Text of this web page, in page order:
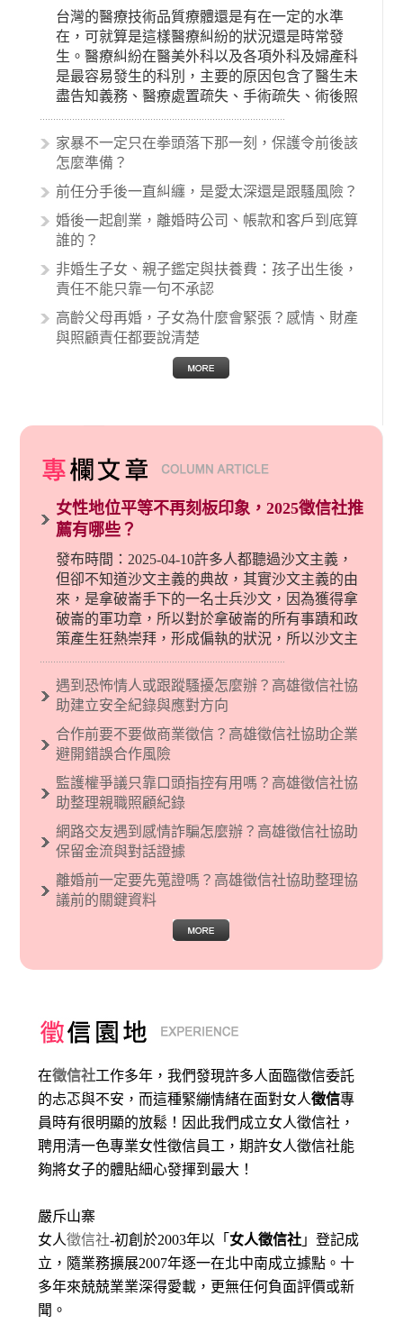
台灣的醫療技術品質療體還是有在一定的水準
在，可就算是這樣醫療糾紛的狀況還是時常發
生。醫療糾紛在醫美外科以及各項外科及婦產科
是最容易發生的科別，主要的原因包含了醫生未
盡告知義務、醫療處置疏失、手術疏失、術後照
顧失當、醫療費用的收取。雖然醫學進步，但醫
生與病患之間引起的糾紛還是經常發生。很多案
例中最後都走向訴訟流程，我們如果不幸遇到相
的內容其實非常多，有些案例…
家暴不一定只在拳頭落下那一刻，保護令前後該
怎麼準備？
前任分手後一直糾纏，是愛太深還是跟騷風險？
婚後一起創業，離婚時公司、帳款和客戶到底算
誰的？
非婚生子女、親子鑑定與扶養費：孩子出生後，
責任不能只靠一句不承認
高齡父母再婚，子女為什麼會緊張？感情、財產
與照顧責任都要說清楚
女性地位平等不再刻板印象，2025徵信社推
薦有哪些？
發布時間：2025-04-10許多人都聽過沙文主義，
但卻不知道沙文主義的典故，其實沙文主義的由
來，是拿破崙手下的一名士兵沙文，因為獲得拿
破崙的軍功章，所以對於拿破崙的所有事蹟和政
策產生狂熱崇拜，形成偏執的狀況，所以沙文主
義後來就被拿來暗指偏見和歧視，而且有沙文主
義傾向的人，通常對於自己的國家和民族有超強
烈的卓越感，因而瞧不起其他國家的人，所以沙
現了男性沙文…
遇到恐怖情人或跟蹤騷擾怎麼辦？高雄徵信社協
助建立安全紀錄與應對方向
合作前要不要做商業徵信？高雄徵信社協助企業
避開錯誤合作風險
監護權爭議只靠口頭指控有用嗎？高雄徵信社協
助整理親職照顧紀錄
網路交友遇到感情詐騙怎麼辦？高雄徵信社協助
保留金流與對話證據
離婚前一定要先蒐證嗎？高雄徵信社協助整理協
議前的關鍵資料
在徵信社工作多年，我們發現許多人面臨徵信委託
的忐忑與不安，而這種緊繃情緒在面對女人徵信專
員時有很明顯的放鬆！因此我們成立女人徵信社，
聘用清一色專業女性徵信員工，期許女人徵信社能
夠將女子的體貼細心發揮到最大 ！
嚴斥山寨
女人徵信社-初創於2003年以「 女人徵信社 」登記成
立，隨業務擴展2007年逐一在北中南成立據點。十
多年來兢兢業業深得愛載，更無任何負面評價或新
聞。